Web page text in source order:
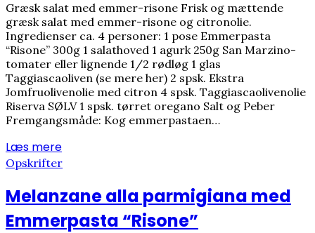
Græsk salat med emmer-risone Frisk og mættende
græsk salat med emmer-risone og citronolie.
Ingredienser ca. 4 personer: 1 pose Emmerpasta
“Risone” 300g 1 salathoved 1 agurk 250g San Marzino-
tomater eller lignende 1/2 rødløg 1 glas
Taggiascaoliven (se mere her) 2 spsk. Ekstra
Jomfruolivenolie med citron 4 spsk. Taggiascaolivenolie
Riserva SØLV 1 spsk. tørret oregano Salt og Peber
Fremgangsmåde: Kog emmerpastaen…
Læs mere
Opskrifter
Melanzane alla parmigiana med
Emmerpasta “Risone”